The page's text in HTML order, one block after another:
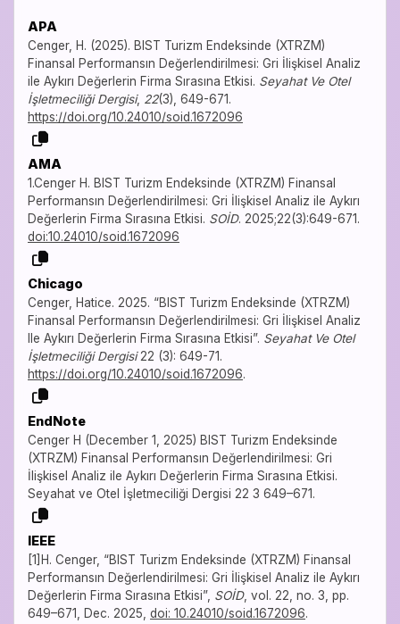
APA
Cenger, H. (2025). BIST Turizm Endeksinde (XTRZM)
Finansal Performansın Değerlendirilmesi: Gri İlişkisel Analiz
ile Aykırı Değerlerin Firma Sırasına Etkisi. Seyahat Ve Otel
İşletmeciliği Dergisi, 22(3), 649-671.
https://doi.org/10.24010/soid.1672096
AMA
1.Cenger H. BIST Turizm Endeksinde (XTRZM) Finansal
Performansın Değerlendirilmesi: Gri İlişkisel Analiz ile Aykırı
Değerlerin Firma Sırasına Etkisi. SOİD. 2025;22(3):649-671.
doi:10.24010/soid.1672096
Chicago
Cenger, Hatice. 2025. “BIST Turizm Endeksinde (XTRZM)
Finansal Performansın Değerlendirilmesi: Gri İlişkisel Analiz
Ile Aykırı Değerlerin Firma Sırasına Etkisi”. Seyahat Ve Otel
İşletmeciliği Dergisi22 (3): 649-71.
https://doi.org/10.24010/soid.1672096.
EndNote
Cenger H (December 1, 2025) BIST Turizm Endeksinde
(XTRZM) Finansal Performansın Değerlendirilmesi: Gri
İlişkisel Analiz ile Aykırı Değerlerin Firma Sırasına Etkisi.
Seyahat ve Otel İşletmeciliği Dergisi 22 3 649–671.
IEEE
[1]H. Cenger, “BIST Turizm Endeksinde (XTRZM) Finansal
Performansın Değerlendirilmesi: Gri İlişkisel Analiz ile Aykırı
Değerlerin Firma Sırasına Etkisi”, SOİD, vol. 22, no. 3, pp.
649–671, Dec. 2025, doi: 10.24010/soid.1672096.